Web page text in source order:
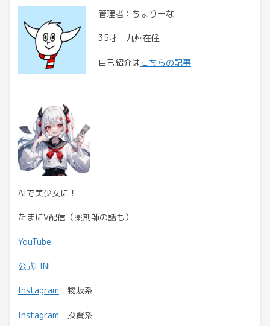
管理者：ちょりーな
35才 九州在住
自己紹介はこちらの記事
AIで美少女に！
たまにV配信（薬剤師の話も）
YouTube
公式LINE
Instagram 物販系
Instagram 投資系